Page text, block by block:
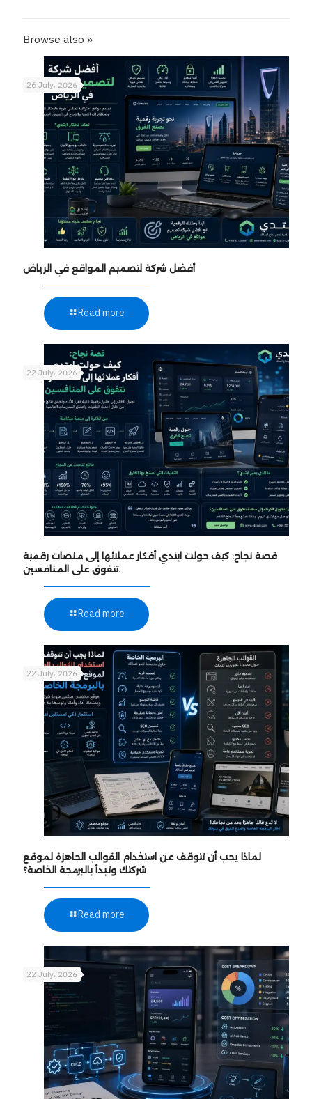
Browse also »
26 July، 2026
أفضل شركة لتصميم المواقع في الرياض
Read more
22 July، 2026
قصة نجاح: كيف حولت ابتدي أفكار عملائها إلى منصات رقمية
تتفوق على المنافسين.
Read more
22 July، 2026
لماذا يجب أن تتوقف عن استخدام القوالب الجاهزة لموقع
شركتك وتبدأ بالبرمجة الخاصة؟
Read more
22 July، 2026